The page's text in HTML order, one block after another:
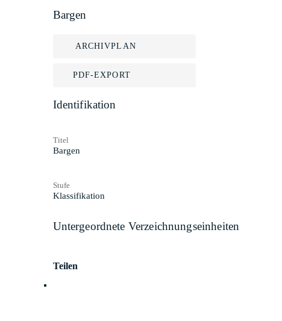
Bargen
ARCHIVPLAN
PDF-EXPORT
Identifikation
Titel
Bargen
Stufe
Klassifikation
Untergeordnete Verzeichnungseinheiten
Teilen